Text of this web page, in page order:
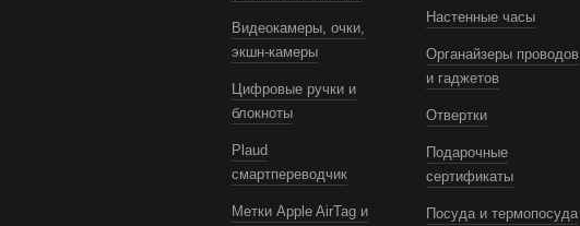
Видеокамеры, очки,
экшн-камеры
Цифровые ручки и
блокноты
Plaud
смартпереводчик
Метки Apple AirTag и
Настенные часы
Органайзеры проводов
и гаджетов
Отвертки
Подарочные
сертификаты
Посуда и термопосуда